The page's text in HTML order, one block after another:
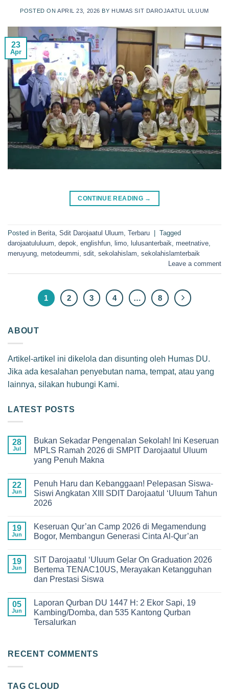
POSTED ON APRIL 23, 2026 BY HUMAS SIT DAROJAATUL ULUUM
23
Apr
CONTINUE READING →
Posted in Berita, Sdit Darojaatul Uluum, Terbaru
Tagged
darojaatululuum, depok, englishfun, limo, lulusanterbaik, meetnative,
meruyung, metodeummi, sdit, sekolahislam, sekolahislamterbaik
Leave a comment
1 2 3 4 … 8
ABOUT
Artikel-artikel ini dikelola dan disunting oleh Humas DU.
Jika ada kesalahan penyebutan nama, tempat, atau yang
lainnya, silakan hubungi Kami.
LATEST POSTS
28
Jul
Bukan Sekadar Pengenalan Sekolah! Ini Keseruan
MPLS Ramah 2026 di SMPIT Darojaatul Uluum
yang Penuh Makna
on
Bukan
Sekadar
Pengenalan
Keseruan
MPLS
Ramah
SMPIT
Darojaatul
Uluum
yang
Penuh
22
Jun
Penuh Haru dan Kebanggaan! Pelepasan Siswa-
Siswi Angkatan XIII SDIT Darojaatul ‘Uluum Tahun
2026
on
Penuh
Haru
Pelepasan
Siswa-
Siswi
Angkatan
Darojaatul
‘Uluum
Tahun
2026
19
Jun
Keseruan Qur’an Camp 2026 di Megamendung
Bogor, Membangun Generasi Cinta Al-Qur’an
on
Keseruan
Qur’an
Camp
Megamendung
Bogor,
Membangun
Generasi
Cinta
19
Jun
SIT Darojaatul ‘Uluum Gelar On Graduation 2026
Bertema TENAC10US, Merayakan Ketangguhan
dan Prestasi Siswa
on
SIT
Darojaatul
‘Uluum
2026
Bertema
dan
Prestasi
05
Jun
Laporan Qurban DU 1447 H: 2 Ekor Sapi, 19
Kambing/Domba, dan 535 Kantong Qurban
Tersalurkan
Laporan
2
RECENT COMMENTS
TAG CLOUD